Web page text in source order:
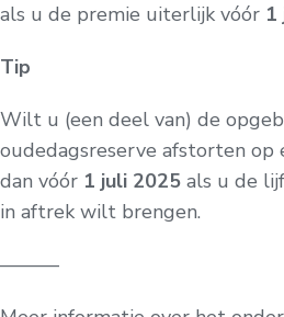
als u de premie uiterlijk vóór 1
Tip
Wilt u (een deel van) de
oudedagsreserve afstorten op
dan vóór 1 juli 2025 als u de
in aftrek wilt brengen.
———